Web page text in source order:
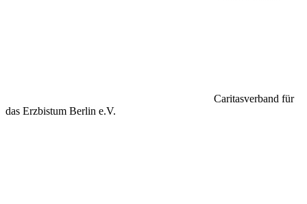
Caritasverband für
das Erzbistum Berlin e.V.